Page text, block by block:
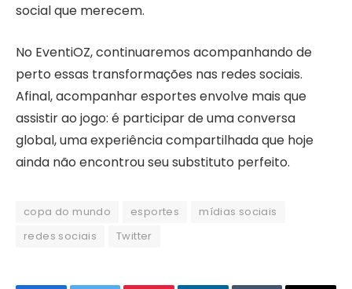
social que merecem.
No EventiOZ, continuaremos acompanhando de
perto essas transformações nas redes sociais.
Afinal, acompanhar esportes envolve mais que
assistir ao jogo: é participar de uma conversa
global, uma experiência compartilhada que hoje
ainda não encontrou seu substituto perfeito.
copa do mundo esportes
mídias sociais
redes sociais
Twitter